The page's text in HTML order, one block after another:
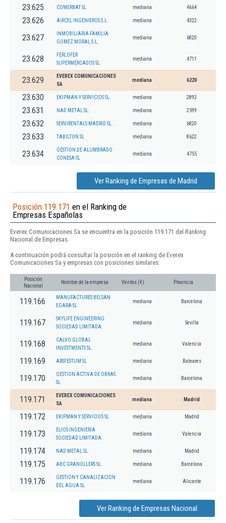
23.625 COMERBAT SL mediana 4664
23.626 AIRCEL INGENIEROS S.L. mediana 4322
23.627
INMOBILIARIA FAMILIA
GOMEZ MORAL S.L.
mediana 6820
23.628
FERLOFER
SUPERMERCADOS SL.
mediana 4711
23.629
EVEREX COMUNICACIONES
SA
mediana 6220
23.630 EKIPMAN Y SERVICIOS SL. mediana 2892
23.631 NAD METAL SL. mediana 2599
23.632 SERVIRENTALS MADRID SL. mediana 6820
23.633 TABILTON SL mediana 8622
23.634
GESTION DE ALUMBRADO
CONESA SL
mediana 4755
Ver Ranking de Empresas de Madrid
Posición 119.171 en el Ranking de
Empresas Españolas
Everex Comunicaciones Sa se encuentra en la posición 119.171 del Ranking
Nacional de Empresas.
A continuación podrá consultar la posición en el ranking de Everex
Comunicaciones Sa y empresas con posiciones similares:
Posición
Nacional
Nombre de la empresa Ventas (€) Provincia
119.166
MANUFACTURES BELSAN
EGARA SL
mediana Barcelona
119.167
SKYLIFE ENGINEERING
SOCIEDAD LIMITADA.
mediana Sevilla
119.168
CALVO GLOBAL
INVESTMENTS SL.
mediana Valencia
119.169 ARSFESTUM SL mediana Baleares
119.170
GESTION ACTIVA DE OBRAS
SL
mediana Barcelona
119.171
EVEREX COMUNICACIONES
SA
mediana Madrid
119.172 EKIPMAN Y SERVICIOS SL. mediana Madrid
119.173
ELIOS INGENIERIA
SOCIEDAD LIMITADA.
mediana Valencia
119.174 NAD METAL SL. mediana Madrid
119.175 ABC GRANOLLERS SL. mediana Barcelona
119.176
GESTION Y CANALIZACION
DEL AGUA SL
mediana Alicante
Ver Ranking de Empresas Nacional